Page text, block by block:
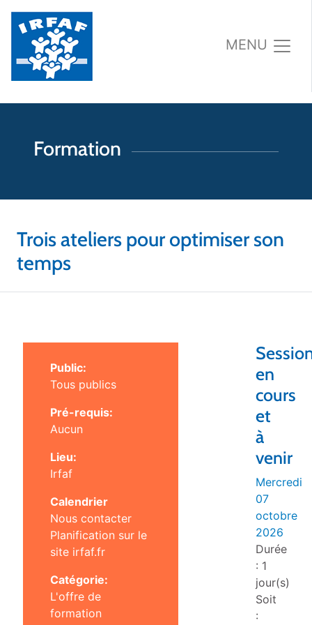
MENU
Formation
Trois ateliers pour optimiser son
temps
Public:
Tous publics
Pré-requis:
Aucun
Lieu:
Irfaf
Calendrier
Nous contacter
Planification sur le
site irfaf.fr
Catégorie:
L'offre de
formation
en
cours
et
à
venir
Mercredi
07
octobre
2026
Durée
: 1
jour(s)
Soit
: